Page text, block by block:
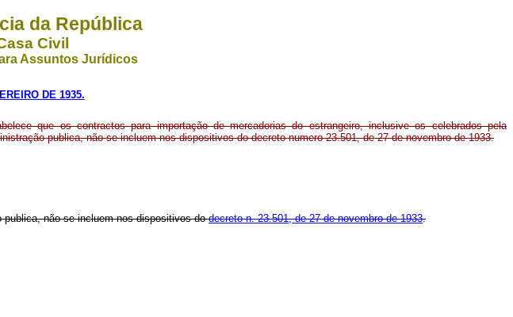
da República
Civil
Assuntos Jurídicos
DE 1935.
que os contractos para importação de mercadorias do estrangeiro, inclusive os celebrados pela
publica, não se incluem nos dispositivos do decreto numero 23.501, de 27 de novembro de 1933.
publica, não se incluem nos dispositivos dodecreto n. 23.501, de 27 de novembro de 1933.